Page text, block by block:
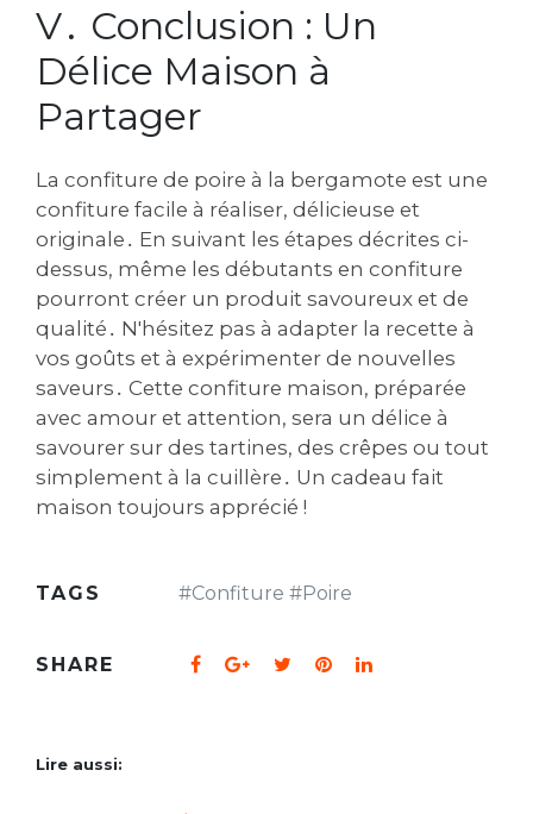
V․ Conclusion : Un
Délice Maison à
Partager
La confiture de poire à la bergamote est une
confiture facile à réaliser, délicieuse et
originale․ En suivant les étapes décrites ci-
dessus, même les débutants en confiture
pourront créer un produit savoureux et de
qualité․ N'hésitez pas à adapter la recette à
vos goûts et à expérimenter de nouvelles
saveurs․ Cette confiture maison, préparée
avec amour et attention, sera un délice à
savourer sur des tartines, des crêpes ou tout
simplement à la cuillère․ Un cadeau fait
maison toujours apprécié !
TAGS #Confiture #Poire
SHARE
Lire aussi: